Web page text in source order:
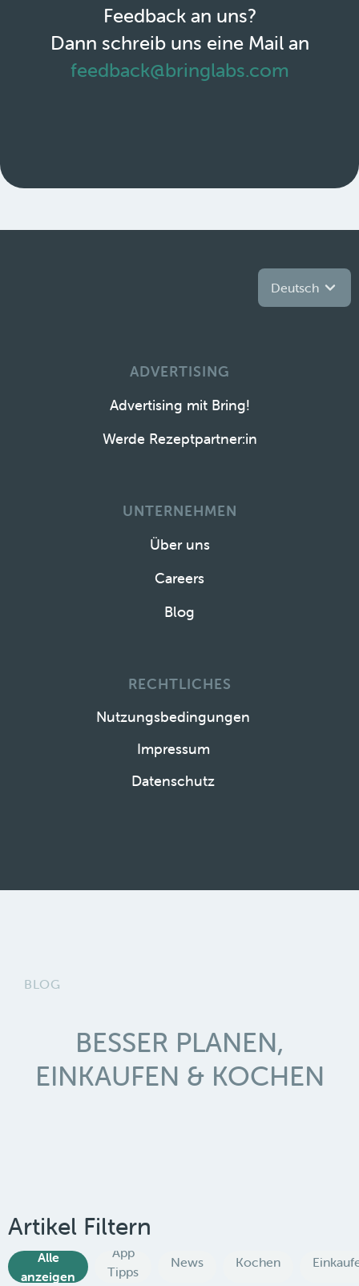
Feedback an uns?
Dann schreib uns eine Mail an
feedback@bringlabs.com
Deutsch
ADVERTISING
Advertising mit Bring!
Werde Rezeptpartner:in
UNTERNEHMEN
Über uns
Careers
Blog
RECHTLICHES
Nutzungsbedingungen
Impressum
Datenschutz
BLOG
BESSER PLANEN,
EINKAUFEN & KOCHEN
Artikel Filtern
Alle
anzeigen
App
Tipps
News Kochen